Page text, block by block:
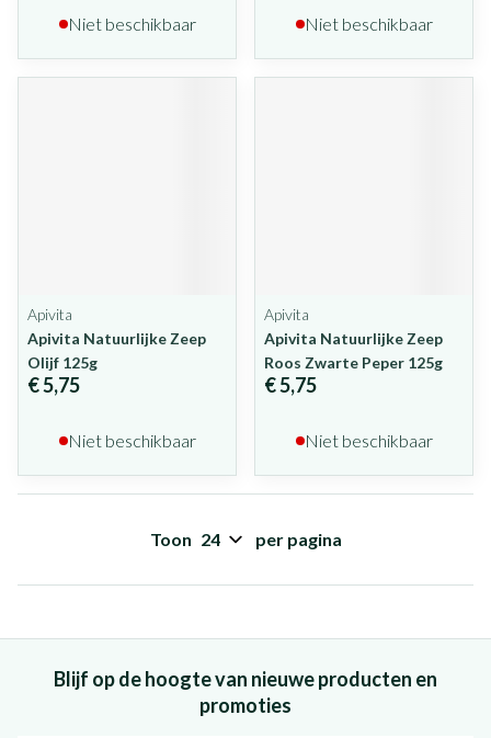
Niet beschikbaar Niet beschikbaar
Apivita
Apivita Natuurlijke Zeep
Olijf 125g
€ 5,75
Niet beschikbaar
Apivita
Apivita Natuurlijke Zeep
Roos Zwarte Peper 125g
€ 5,75
Niet beschikbaar
Toon per pagina
Blijf op de hoogte van nieuwe producten en
promoties